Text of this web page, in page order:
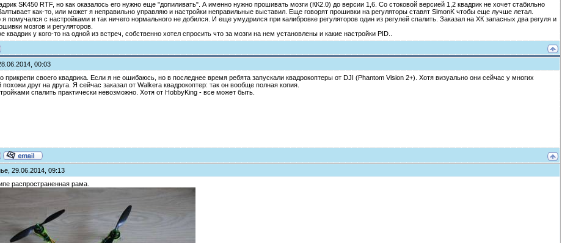
SK450 RTF, но как оказалось его нужно еще "допиливать". А именно нужно прошивать мозги (КК2.0) до версии 1,6. Со стоковой версией 1,2 квадрик не хочет стабильно
как-то, или может я неправильно управляю и настройки неправильные выставил. Еще говорят прошивки на регуляторы ставят SimonK чтобы еще лучше летал.
я помучался с настройками и так ничего нормального не добился. И еще умудрился при калибровке регуляторов один из регулей спалить. Заказал на ХК запасных два регуля и
мозгов и регуляторов.
квадрик у кого-то на одной из встреч, собственно хотел спросить что за мозги на нем установлены и какие настройки PID..
00:03
прикрепи своего квадрика. Если я не ошибаюсь, но в последнее время ребята запускали квадрокоптеры от DJI (Phantom Vision 2+). Хотя визуально они сейчас у многих
похожи друг на друга. Я сейчас заказал от Walkera квадрокоптер: так он вообще полная копия.
спалить практически невозможно. Хотя от HobbyKing - все может быть.
29.06.2014, 09:13
распространенная рама.